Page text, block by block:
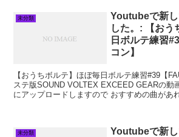
未分類
Youtubeで新
した。: 【おう
日ボルテ練習
コン】
【おうちボルテ】ほぼ毎日ボルテ練習#39【
ステ版SOUND VOLTEX EXCEED GEARの動
にアップロードしますので おすすめの曲があ
未分類
Youtubeで新